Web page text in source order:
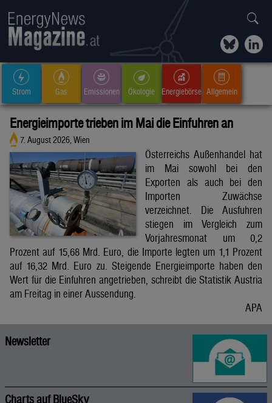
Strom Gas Emissionen Ökologie Energiebörse Allgemein
Energieimporte trieben im Mai die Einfuhren an
7. August 2026, Wien
Österreichs Außenhandel hat
im Mai sowohl bei den
Exporten als auch bei den
Importen Zuwächse
verzeichnet. Die Ausfuhren
stiegen im Vergleich zum
Vorjahresmonat um 0,2
Prozent auf 15,68 Mrd. Euro, die Importe legten um 1,1 Prozent
auf 16,32 Mrd. Euro zu. Steigende Energieimporte haben den
Wert für die Einfuhren angetrieben, schreibt die Statistik Austria
am Freitag in einer Aussendung.
APA
Newsletter
Charts auf BlueSky